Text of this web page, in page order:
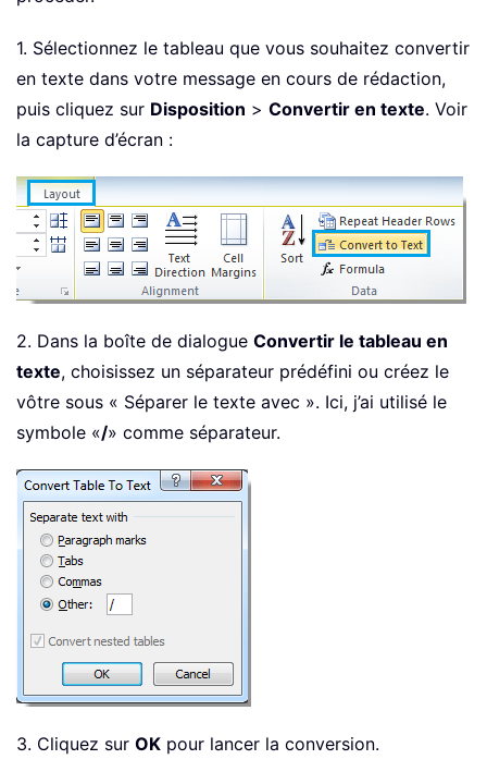
1. Sélectionnez le tableau que vous souhaitez convertir
en texte dans votre message en cours de rédaction,
puis cliquez sur Disposition > Convertir en texte. Voir
la capture d’écran :
2. Dans la boîte de dialogue Convertir le tableau en
texte, choisissez un séparateur prédéfini ou créez le
vôtre sous « Séparer le texte avec ». Ici, j’ai utilisé le
symbole «/» comme séparateur.
3. Cliquez sur OK pour lancer la conversion.